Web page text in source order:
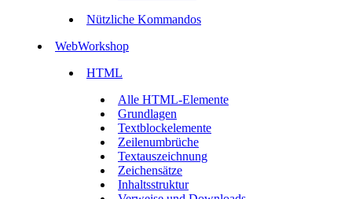
Nützliche Kommandos
WebWorkshop
HTML
Alle HTML-Elemente
Grundlagen
Textblockelemente
Zeilenumbrüche
Textauszeichnung
Zeichensätze
Inhaltsstruktur